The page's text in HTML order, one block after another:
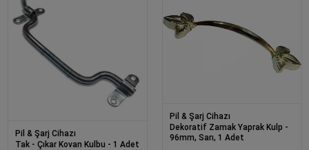
Pil & Şarj Cihazı
Tak - Çıkar Kovan Kulbu - 1 Adet
Pil & Şarj Cihazı
Dekoratif Zamak Yaprak Kulp -
96mm, Sarı, 1 Adet